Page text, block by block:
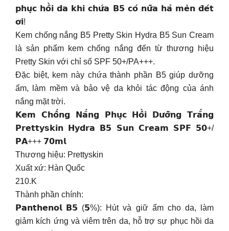
𝗽𝗵𝘂̣𝗰 𝗵𝗼̂̀𝗶 𝗱𝗮 𝗸𝗵𝗶 𝗰𝗵𝘂̛́𝗮 𝗕𝟱 𝗰𝗼́ 𝗻𝘂̛̃𝗮 𝗵𝗮̉ 𝗺𝗲̀𝗻 𝗱̄𝗲́𝘁
𝗼̛𝗶!
Kem chống nắng B5 Pretty Skin Hydra B5 Sun Cream
là sản phẩm kem chống nắng đến từ thương hiệu
Pretty Skin với chỉ số SPF 50+/PA+++.
Đặc biệt, kem này chứa thành phần B5 giúp dưỡng
ẩm, làm mềm và bảo vệ da khỏi tác động của ánh
nắng mặt trời.
𝗞𝗲𝗺 𝗖𝗵𝗼̂́𝗻𝗴 𝗡𝗮̆́𝗻𝗴 𝗣𝗵𝘂̣𝗰 𝗛𝗼̂̀𝗶 𝗗𝘂̛𝗼̛̃𝗻𝗴 𝗧𝗿𝗮̆́𝗻𝗴
𝗣𝗿𝗲𝘁𝘁𝘆𝘀𝗸𝗶𝗻 𝗛𝘆𝗱𝗿𝗮 𝗕𝟱 𝗦𝘂𝗻 𝗖𝗿𝗲𝗮𝗺 𝗦𝗣𝗙 𝟱𝟬+/
𝗣𝗔+++ 𝟳𝟬𝗺𝗹
Thương hiệu: Prettyskin
Xuất xứ: Hàn Quốc
210.K
Thành phần chính:
𝗣𝗮𝗻𝘁𝗵𝗲𝗻𝗼𝗹 𝗕𝟱 (𝟱%): Hút và giữ ẩm cho da, làm
giảm kích ứng và viêm trên da, hỗ trợ sự phục hồi da